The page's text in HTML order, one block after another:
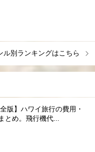
ル別ランキングはこちら
版】ハワイ旅行の費用・
とめ。飛行機代...